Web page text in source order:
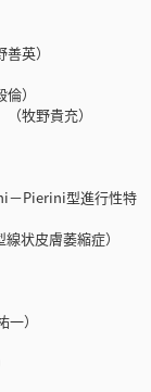
英）
）
牧野貴充）
Pierini型進行性特
状皮膚萎縮症）
）